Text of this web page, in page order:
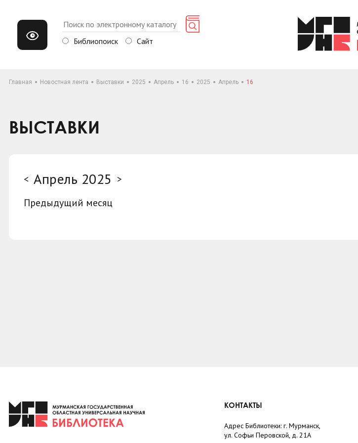
Библиопоиск Сайт
Главная Новостная лента Выставки 2025 Апрель 16 2025 Апрель 16
ВЫСТАВКИ
< Апрель 2025 >
Предыдущий месяц
КОНТАКТЫ
Адрес Библиотеки: г. Мурманск,
ул. Софьи Перовской, д. 21А